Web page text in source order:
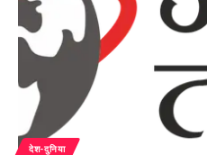
देश-दुनिया